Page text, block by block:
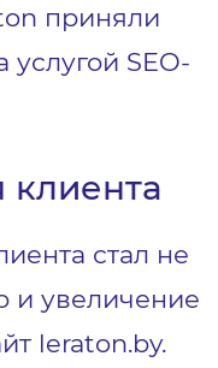
приняли
SEO-
стал не
и увеличение
leraton.by.